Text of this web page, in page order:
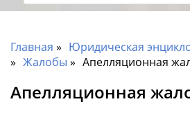
Главная
Юридическая
Жалобы
Апелляционная
Апелляционная